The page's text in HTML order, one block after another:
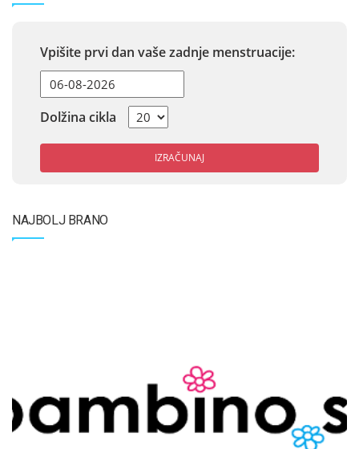
Vpišite prvi dan vaše zadnje menstruacije:
Dolžina cikla
IZRAČUNAJ
NAJBOLJ BRANO